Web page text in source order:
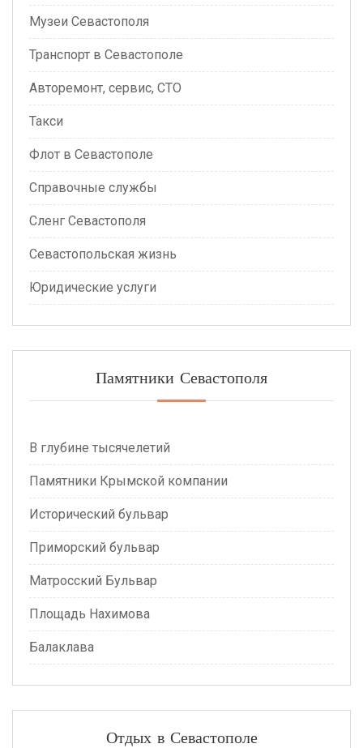
Музеи Севастополя
Транспорт в Севастополе
Авторемонт, сервис, СТО
Такси
Флот в Севастополе
Справочные службы
Сленг Севастополя
Севастопольская жизнь
Юридические услуги
Памятники Севастополя
В глубине тысячелетий
Памятники Крымской компании
Исторический бульвар
Приморский бульвар
Матросский Бульвар
Площадь Нахимова
Балаклава
Отдых в Севастополе